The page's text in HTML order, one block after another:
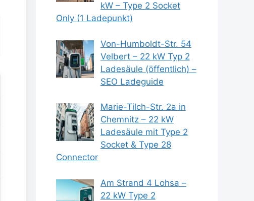
kW – Type 2 Socket
Only (1 Ladepunkt)
Von-Humboldt-Str. 54
Velbert – 22 kW Typ 2
Ladesäule (öffentlich) –
SEO Ladeguide
Marie-Tilch-Str. 2a in
Chemnitz – 22 kW
Ladesäule mit Type 2
Socket & Type 28
Connector
Am Strand 4 Lohsa –
22 kW Type 2